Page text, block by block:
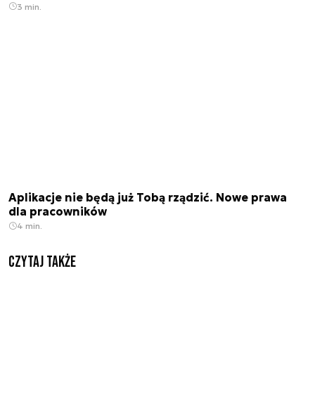
3 min.
Aplikacje nie będą już Tobą rządzić. Nowe prawa
dla pracowników
4 min.
Czytaj także